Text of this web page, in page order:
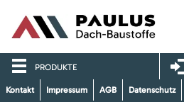
PRODUKTE
Kontakt Impressum AGB Datenschutz